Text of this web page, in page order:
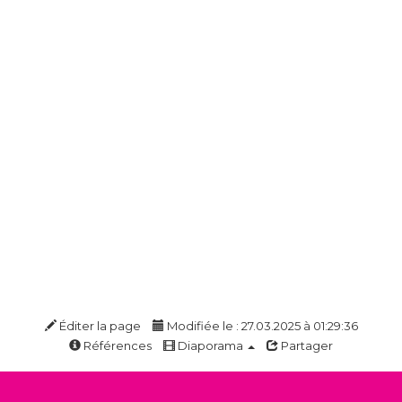
Éditer la page
Modifiée le : 27.03.2025 à 01:29:36
Références
Diaporama Partager